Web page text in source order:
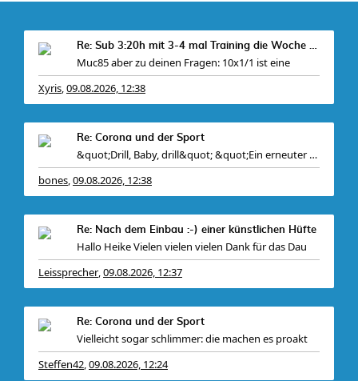
Re: Sub 3:20h mit 3-4 mal Training die Woche machb
Muc85 aber zu deinen Fragen: 10x1/1 ist eine
Xyris,09.08.2026, 12:38
Re: Corona und der Sport
&quot;Drill, Baby, drill&quot; &quot;Ein erneuter Streit zwische
bones,09.08.2026, 12:38
Re: Nach dem Einbau :-) einer künstlichen Hüfte
Hallo Heike Vielen vielen vielen Dank für das Dau
Leissprecher,09.08.2026, 12:37
Re: Corona und der Sport
Vielleicht sogar schlimmer: die machen es proakt
Steffen42,09.08.2026, 12:24